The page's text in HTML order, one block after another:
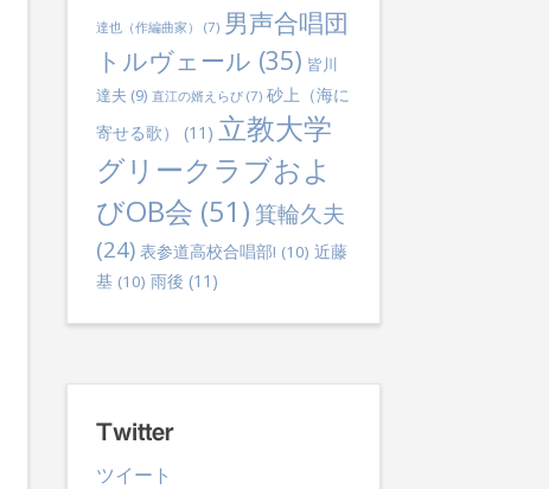
達也（作編曲家） (7) 男声合唱団
トルヴェール (35) 皆川
達夫 (9) 直江の婿えらび(7) 砂上（海に
寄せる歌）
(11) 立教大学
グリークラブおよ
びOB会 (51) 箕輪久夫
(24) 表参道高校合唱部! (10) 近藤
基 (10) 雨後 (11)
Twitter
ツイート